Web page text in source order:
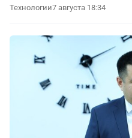
Технологии7 августа 18:34